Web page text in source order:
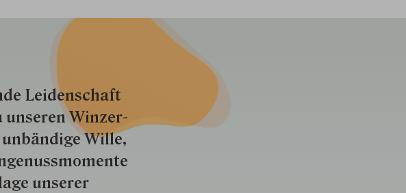
Lei­den­schaft
unseren Win­zer­
Wille,
unserer